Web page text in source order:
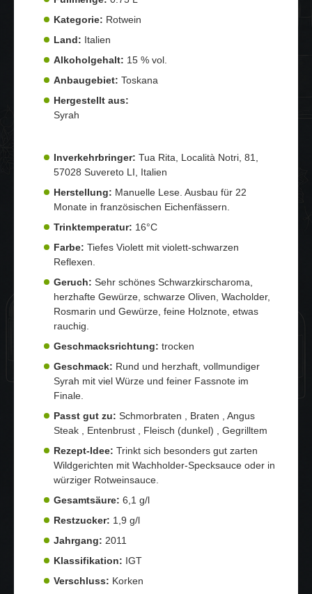
Kategorie: Rotwein
Land: Italien
Alkoholgehalt: 15 % vol.
Anbaugebiet: Toskana
Hergestellt aus:
Syrah
Inverkehrbringer: Tua Rita, Località Notri, 81,
57028 Suvereto LI, Italien
Herstellung: Manuelle Lese. Ausbau für 22
Monate in französischen Eichenfässern.
Trinktemperatur: 16°C
Farbe: Tiefes Violett mit violett-schwarzen
Reflexen.
Geruch: Sehr schönes Schwarzkirscharoma,
herzhafte Gewürze, schwarze Oliven, Wacholder,
Rosmarin und Gewürze, feine Holznote, etwas
rauchig.
Geschmacksrichtung: trocken
Geschmack: Rund und herzhaft, vollmundiger
Syrah mit viel Würze und feiner Fassnote im
Finale.
Passt gut zu: Schmorbraten , Braten , Angus
Steak , Entenbrust , Fleisch (dunkel) , Gegrilltem
Rezept-Idee: Trinkt sich besonders gut zarten
Wildgerichten mit Wachholder-Specksauce oder in
würziger Rotweinsauce.
Gesamtsäure: 6,1 g/l
Restzucker: 1,9 g/l
Jahrgang: 2011
Klassifikation: IGT
Verschluss: Korken